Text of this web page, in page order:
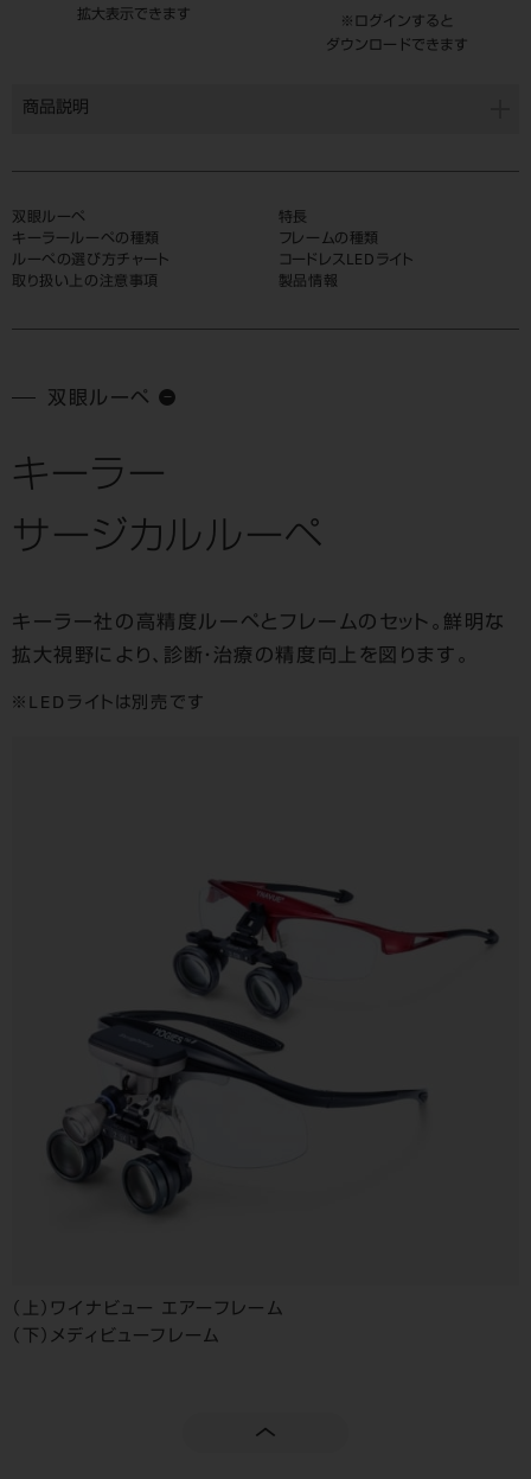
拡大表示できます
※ログインすると
ダウンロードできます
商品説明
双眼ルーペ
特長
キーラールーペの種類
フレームの種類
ルーペの選び方チャート
コードレスLEDライト
取り扱い上の注意事項
製品情報
双眼ルーペ
キーラー
サージカルルーペ
キーラー社の高精度ルーペとフレームのセット。 鮮明な
拡大視野により、診断・治療の精度向上を図ります。
LEDライトは別売です
（上）ワイナビュー エアーフレーム
（下）メディビューフレーム